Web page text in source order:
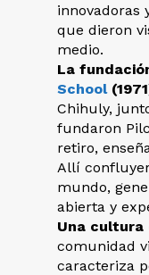
innovadoras
que dieron
medio.
La
School
Chihuly,
fundaron
retiro,
Allí
mundo,
abierta y
Una cultura
comunidad
caracteriza